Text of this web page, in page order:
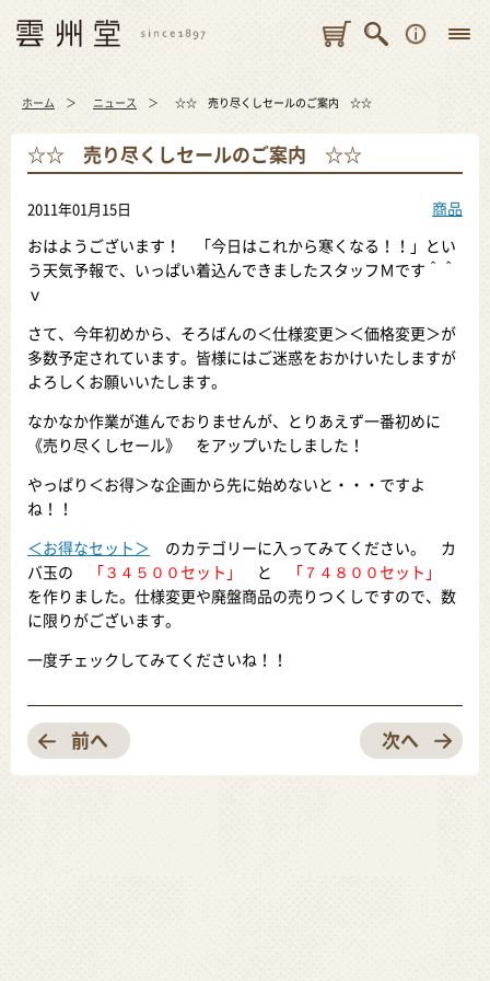
ホーム ニュース ☆☆ 売り尽くしセールのご案内 ☆☆
☆☆ 売り尽くしセールのご案内 ☆☆
2011年01月15日 商品
おはようございます！ 「今日はこれから寒くなる！！」とい
う天気予報で、いっぱい着込んできましたスタッフＭです＾＾
ｖ
さて、今年初めから、そろばんの＜仕様変更＞＜価格変更＞が
多数予定されています。皆様にはご迷惑をおかけいたしますが
よろしくお願いいたします。
なかなか作業が進んでおりませんが、とりあえず一番初めに
《売り尽くしセール》 をアップいたしました！
やっぱり＜お得＞な企画から先に始めないと・・・ですよ
ね！！
＜お得なセット＞ のカテゴリーに入ってみてください。 カ
バ玉の
「３４５００セット」 と
「７４８００セット」
を作りました。仕様変更や廃盤商品の売りつくしですので、数
に限りがございます。
一度チェックしてみてくださいね！！
前へ 次へ